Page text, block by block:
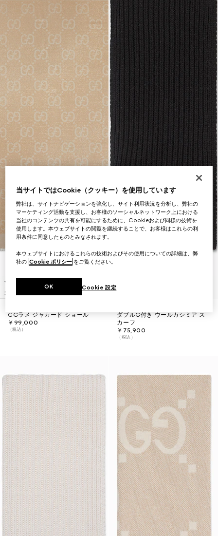
GGラメ ジャカード ショール
￥99,000
（税込）
ダブルG付き ウールカシミア ス
カーフ
￥75,900
（税込）
当サイトではCookie（クッキー）を使用しています
弊社は、サイトナビゲーションを強化し、サイト利用状況を分析し、弊社の
マーケティング活動を支援し、お客様のソーシャルネットワーク上における
当社のコンテンツの共有を可能にするために、Cookieおよび同様の技術を
使用します。本ウェブサイトの閲覧を継続することで、お客様はこれらの利
用条件に同意したものとみなされます。
本ウェブサイトにおけるこれらの技術およびその使用についての詳細は、弊
社の Cookie ポリシー をご覧ください。
Cookie 設定
OK